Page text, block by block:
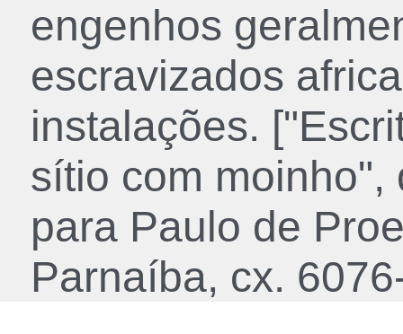
engenhos
escravizados
instalações.
sítio com moinho",
para Paulo de
Parnaíba, cx.